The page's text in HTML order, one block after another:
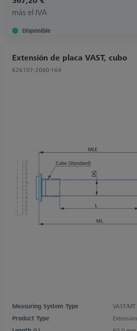
más el IVA
Disponible
Extensión de placa VAST, cubo
626107-2060-164
Measuring System Type
VAST/MT
Product Type
Extension